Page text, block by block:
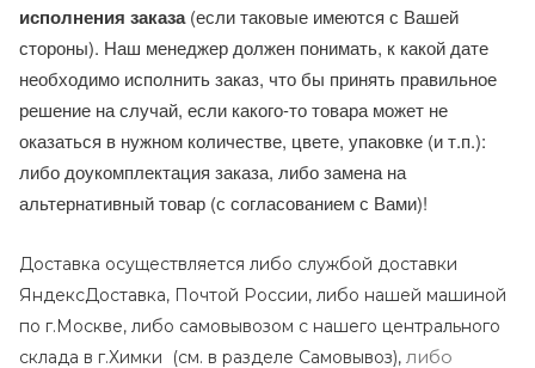
исполнения заказа(если таковые имеются с Вашей
стороны). Наш менеджер должен понимать, к какой дате
необходимо исполнить заказ, что бы принять правильное
решение на случай, если какого-то товара может не
оказаться в нужном количестве, цвете, упаковке (и т.п.):
либо доукомплектация заказа, либо замена на
альтернативный товар (с согласованием с Вами)!
Доставка осуществляется либо службой доставки
ЯндексДоставка, Почтой России, либо нашей машиной
по г.Москве, либо самовывозом с нашего центрального
склада в г.Химки (см. в разделе Самовывоз), либо